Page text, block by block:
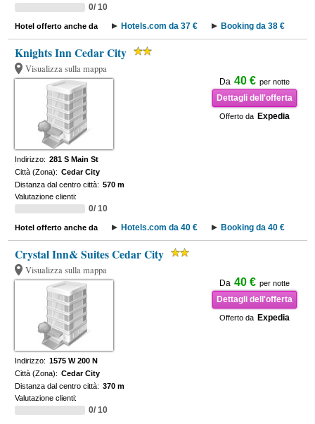
0/ 10
Hotel offerto anche da Hotels.com da 37 € Booking da 38 €
Knights Inn Cedar City
Visualizza sulla mappa
Da 40 € per notte
Dettagli dell'offerta
Offerto da Expedia
Indirizzo: 281 S Main St
Città (Zona): Cedar City
Distanza dal centro città: 570 m
Valutazione clienti:
0/ 10
Hotel offerto anche da Hotels.com da 40 € Booking da 40 €
Crystal Inn& Suites Cedar City
Visualizza sulla mappa
Da 40 € per notte
Dettagli dell'offerta
Offerto da Expedia
Indirizzo: 1575 W 200 N
Città (Zona): Cedar City
Distanza dal centro città: 370 m
Valutazione clienti:
0/ 10